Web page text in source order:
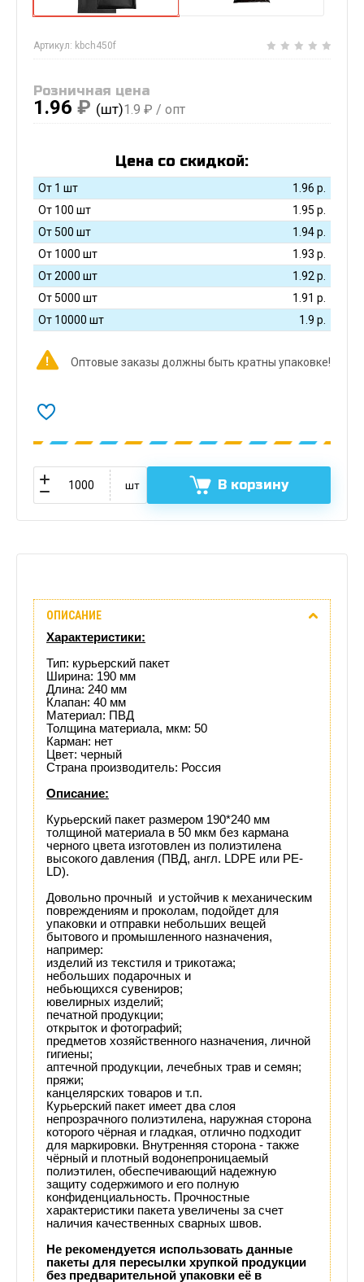
Артикул: kbch450f
Розничная цена
1.96 ₽ (шт)1.9 ₽ / опт
Цена со скидкой:
От 1 шт 1.96 р.
От 100 шт
1.95 р.
От 500 шт
1.94р.
От 1000 шт
1.93 р.
От 2000 шт
1.92 р.
От 5000 шт
1.91 р.
От 10000 шт
1.9 р.
Оптовые заказы должны быть кратны упаковке!
шт В корзину
Отзывы
(0)
Доставка
этого
товара
ОПИСАНИЕ
Характеристики:
Тип: курьерский пакет
Ширина: 190 мм
Длина: 240 мм
Клапан: 40 мм
Материал: ПВД
Толщина материала, мкм: 50
Карман: нет
Цвет: черный
Страна производитель: Россия
Описание:
Курьерский пакет размером 190*240 мм
толщиной материала в 50 мкм без кармана
черного цвета изготовлен из полиэтилена
высокого давления (ПВД, англ. LDPE или PE-
LD).
Довольно прочный и устойчив к механическим
повреждениям и проколам, подойдет для
упаковки и отправки небольших вещей
бытового и промышленного назначения,
например:
изделий из текстиля и трикотажа;
небольших подарочных и
небьющихся сувениров;
ювелирных изделий;
печатной продукции;
открыток и фотографий;
предметов хозяйственного назначения, личной
гигиены;
аптечной продукции, лечебных трав и семян;
пряжи;
канцелярских товаров и т.п.
Курьерский пакет имеет два слоя
непрозрачного полиэтилена, наружная сторона
которого чёрная и гладкая, отлично подходит
для маркировки. Внутренняя сторона - также
чёрный и плотный водонепроницаемый
полиэтилен, обеспечивающий надежную
защиту содержимого и его полную
конфиденциальность. Прочностные
характеристики пакета увеличены за счет
наличия качественных сварных швов.
Не рекомендуется использовать данные
пакеты для пересылки хрупкой продукции
без предварительной упаковки её в